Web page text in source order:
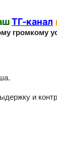
ТГ-канал
громкому
и